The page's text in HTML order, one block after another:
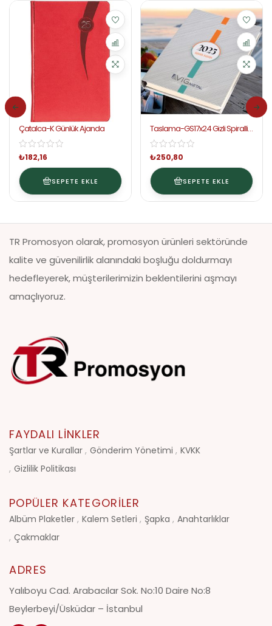
Çatalca-K Günlük Ajanda
₺182,16
SEPETE EKLE
Taslama-GS17x24 Gizli Spiralli
Günlük Ajanda
₺250,80
SEPETE EKLE
TR Promosyon olarak, promosyon ürünleri sektöründe
kalite ve güvenilirlik alanındaki boşluğu doldurmayı
hedefleyerek, müşterilerimizin beklentilerini aşmayı
amaçlıyoruz.
FAYDALI LINKLER
Şartlar ve Kurallar Gönderim Yönetimi
KVKK
Gizlilik Politikası
POPÜLER KATEGORILER
Albüm Plaketler Kalem Setleri Şapka
Anahtarlıklar
Çakmaklar
ADRES
Yalıboyu Cad. Arabacılar Sok. No:10 Daire No:8
Beylerbeyi/Üsküdar – İstanbul